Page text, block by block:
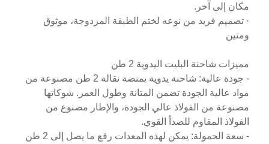
مكان إلى آخر.
· تصميم فريد من نوعه لختم الطبقة المزدوجة، موثوق
ومتين
مميزات شاحنة البليت اليدوية 2 طن
- جودة عالية: شاحنة يدوية بمنصة نقالة 2 طن مصنوعة من
مواد عالية الجودة تضمن المتانة وطول العمر. شوكاتها
مصنوعة من الفولاذ عالي الجودة، والإطار مصنوع من
الفولاذ المقاوم للصدأ القوي.
- سعة الحمولة: يمكن لهذه المعدات رفع ما يصل إلى 2 طن